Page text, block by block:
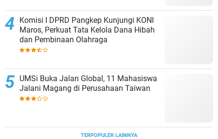
Komisi I DPRD Pangkep Kunjungi KONI
Maros, Perkuat Tata Kelola Dana Hibah
dan Pembinaan Olahraga
UMSi Buka Jalan Global, 11 Mahasiswa
Jalani Magang di Perusahaan Taiwan
TERPOPULER LAINNYA